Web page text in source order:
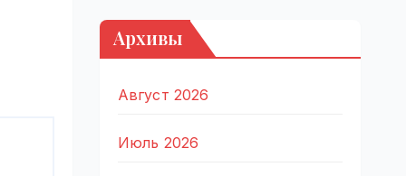
Архивы
Август 2026
Июль 2026